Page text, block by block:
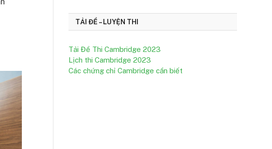
TẢI ĐỀ – LUYỆN THI
Tải Đề Thi Cambridge 2023
Lịch thi Cambridge 2023
Các chứng chỉ Cambridge cần biết